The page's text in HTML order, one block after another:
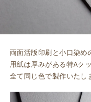
両面活版印刷と小口染め
用紙は厚みがある特Aク
全て同じ色で製作いたし